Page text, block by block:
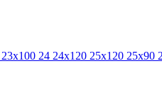
23x100 24 24х120 25x120 25x90